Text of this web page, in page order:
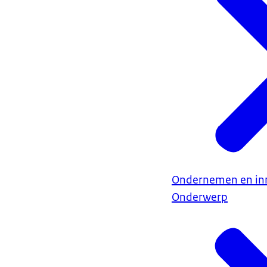
Ondernemen en
Onderwerp